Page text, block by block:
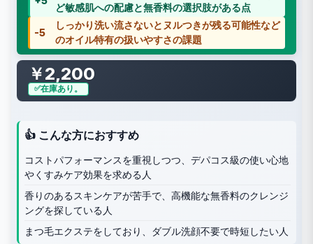
ど敏感肌への配慮と無香料の選択肢がある点
-5
しっかり洗い流さないとヌルつきが残る可能性など
のオイル特有の扱いやすさの課題
￥2,200
在庫あり。
👍 こんな方におすすめ
コストパフォーマンスを重視しつつ、デパコス級の使い心地
やくすみケア効果を求める人
香りのあるスキンケアが苦手で、高機能な無香料のクレンジ
ングを探している人
まつ毛エクステをしており、ダブル洗顔不要で時短したい人